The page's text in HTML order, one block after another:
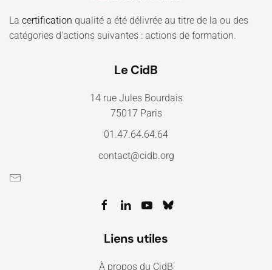
La certification qualité a été délivrée au titre de la ou des
catégories d'actions suivantes : actions de formation.
Le CidB
14 rue Jules Bourdais
75017 Paris
01.47.64.64.64
contact@cidb.org
Liens utiles
À propos du CidB